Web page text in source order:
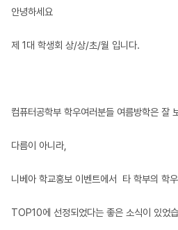
안녕하세요
제 1대 학생회 상/상/초/월 입니다.
컴퓨터공학부 학우여러분들 여름방학은 잘
다름이 아니라,
니베아 학교홍보 이벤트에서 타 학부의 학
TOP10에 선정되었다는 좋은 소식이 있었